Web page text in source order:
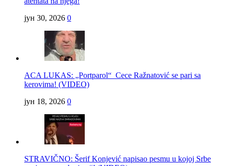
јун 30, 2026 0
ACA LUKAS: „Portparol“ Cece Ražnatović se pari sa
kerovima! (VIDEO)
јун 18, 2026 0
STRAVIČNO: Šerif Konjević napisao pesmu u kojoj Srbe